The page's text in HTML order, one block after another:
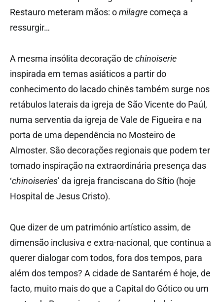
Restauro meteram mãos: omilagrecomeça a
ressurgir…
A mesma insólita decoração de chinoiserie
inspirada em temas asiáticos a partir do
conhecimento do lacado chinês também surge nos
retábulos laterais da igreja de São Vicente do Paúl,
numa serventia da igreja de Vale de Figueira e na
porta de uma dependência no Mosteiro de
Almoster. São decorações regionais que podem ter
tomado inspiração na extraordinária presença das
‘chinoiseries’ da igreja franciscana do Sítio (hoje
Hospital de Jesus Cristo).
Que dizer de um património artístico assim, de
dimensão inclusiva e extra-nacional, que continua a
querer dialogar com todos, fora dos tempos, para
além dos tempos? A cidade de Santarém é hoje, de
facto, muito mais do que a Capital do Gótico ou um